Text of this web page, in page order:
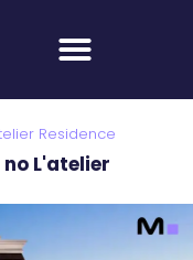
Residence
L'atelier